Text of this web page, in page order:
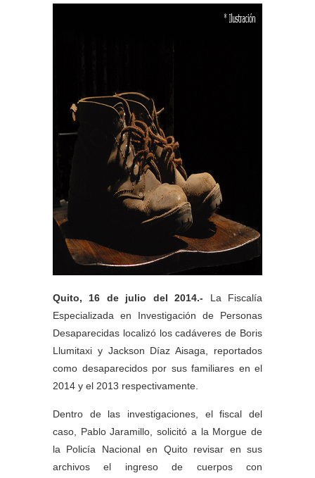
Quito, 16 de julio del 2014.- La Fiscalía
Especializada en Investigación de Personas
Desaparecidas localizó los cadáveres de Boris
Llumitaxi y Jackson Díaz Aisaga, reportados
como desaparecidos por sus familiares en el
2014 y el 2013 respectivamente.
Dentro de las investigaciones, el fiscal del
caso, Pablo Jaramillo, solicitó a la Morgue de
la Policía Nacional en Quito revisar en sus
archivos el ingreso de cuerpos con